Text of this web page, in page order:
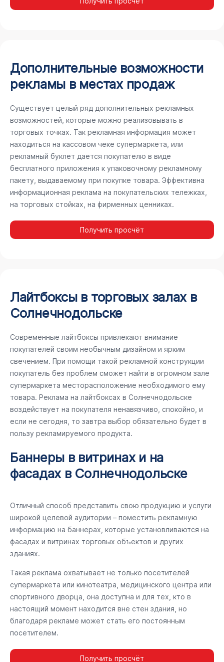
Дополнительные возможности
рекламы в местах продаж
Существует целый ряд дополнительных рекламных
возможностей, которые можно реализовывать в
торговых точках. Так рекламная информация может
находиться на кассовом чеке супермаркета, или
рекламный буклет дается покупателю в виде
бесплатного приложения к упаковочному рекламному
пакету, выдаваемому при покупке товара. Эффективна
информационная реклама на покупательских тележках,
на торговых стойках, на фирменных ценниках.
Получить просчёт
Лайтбоксы в торговых залах в
Солнечнодольске
Современные лайтбоксы привлекают внимание
покупателей своим необычным дизайном и ярким
свечением. При помощи такой рекламной конструкции
покупатель без проблем сможет найти в огромном зале
супермаркета месторасположение необходимого ему
товара. Реклама на лайтбоксах в Солнечнодольске
воздействует на покупателя ненавязчиво, спокойно, и
если не сегодня, то завтра выбор обязательно будет в
пользу рекламируемого продукта.
Баннеры в витринах и на
фасадах в Солнечнодольске
Отличный способ представить свою продукцию и услуги
широкой целевой аудитории – поместить рекламную
информацию на баннерах, которые установливаются на
фасадах и витринах торговых объектов и других
зданиях.
Такая реклама охватывает не только посетителей
супермаркета или кинотеатра, медицинского центра или
спортивного дворца, она доступна и для тех, кто в
настоящий момент находится вне стен здания, но
благодаря рекламе может стать его постоянным
посетителем.
Получить просчёт